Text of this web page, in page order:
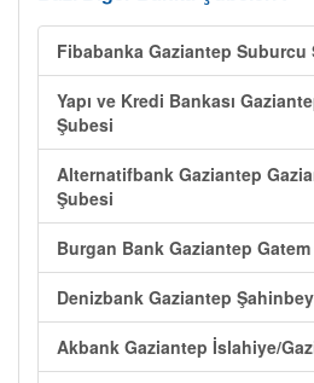
Fibabanka Gaziantep Suburcu
Yapı ve Kredi Bankası
Şubesi
Alternatifbank Gaziantep
Şubesi
Burgan Bank Gaziantep
Denizbank Gaziantep
Akbank Gaziantep İslahiye/